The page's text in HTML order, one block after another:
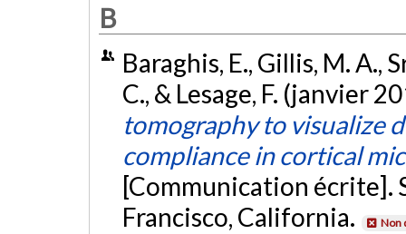
B
Baraghis, E., Gillis, M. A.,
C., & Lesage, F. (janvier
tomography to visualize
compliance in cortical
[Communication écrite].
Francisco, California.
Non